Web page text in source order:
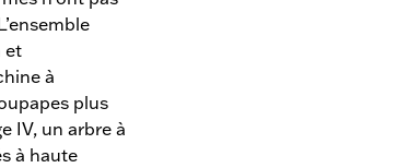
et
à
plus
IV, un arbre à
à haute